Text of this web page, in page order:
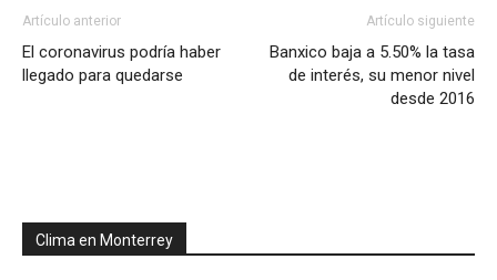
Artículo anterior
El coronavirus podría haber
llegado para quedarse
Artículo siguiente
Banxico baja a 5.50% la tasa
de interés, su menor nivel
desde 2016
Clima en Monterrey